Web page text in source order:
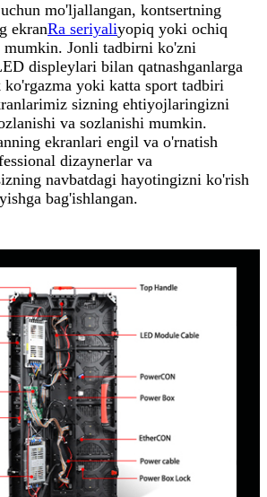
mo'ljallangan, kontsertning
ekranRa seriyaliyopiq yoki ochiq
Jonli tadbirni ko'zni
displeylari bilan qatnashganlarga
yoki katta sport tadbiri
sizning ehtiyojlaringizni
va sozlanishi mumkin.
ekranlari engil va o'rnatish
dizaynerlar va
navbatdagi hayotingizni ko'rish
bag'ishlangan.